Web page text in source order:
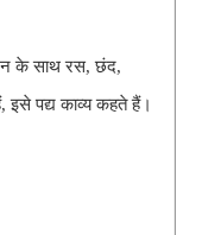
के साथ रस, छंद,
इसे पद्य काव्य कहते हैं।